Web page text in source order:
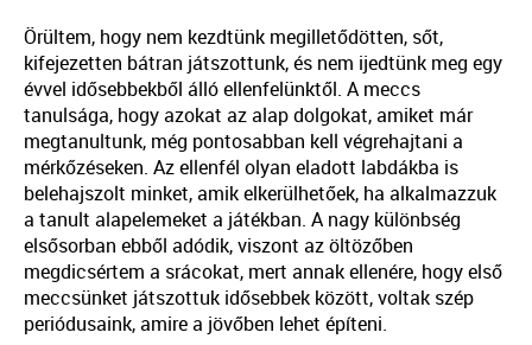
Örültem, hogy nem kezdtünk megilletődötten, sőt,
kifejezetten bátran játszottunk, és nem ijedtünk meg egy
évvel idősebbekből álló ellenfelünktől. A meccs
tanulsága, hogy azokat az alap dolgokat, amiket már
megtanultunk, még pontosabban kell végrehajtani a
mérkőzéseken. Az ellenfél olyan eladott labdákba is
belehajszolt minket, amik elkerülhetőek, ha alkalmazzuk
a tanult alapelemeket a játékban. A nagy különbség
elsősorban ebből adódik, viszont az öltözőben
megdicsértem a srácokat, mert annak ellenére, hogy első
meccsünket játszottuk idősebbek között, voltak szép
periódusaink, amire a jövőben lehet építeni.